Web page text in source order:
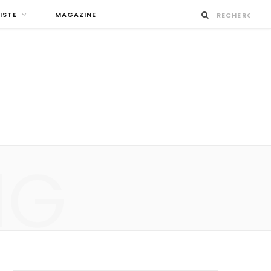
MAGAZINE